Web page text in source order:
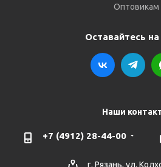
Оптовикам
Оставайтесь на
Наши
+7 (4912) 28-44-00
г. Рязань, ул.